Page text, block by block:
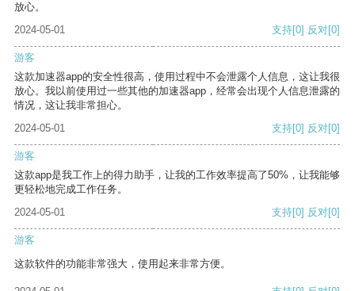
放心。
2024-05-01
支持[0] 反对[0]
游客
这款加速器app的安全性很高，使用过程中不会泄露个人信息，这让我很
放心。我以前使用过一些其他的加速器app，经常会出现个人信息泄露的
情况，这让我非常担心。
2024-05-01
支持[0] 反对[0]
游客
这款app是我工作上的得力助手，让我的工作效率提高了50%，让我能够
更轻松地完成工作任务。
2024-05-01
支持[0] 反对[0]
游客
这款软件的功能非常强大，使用起来非常方便。